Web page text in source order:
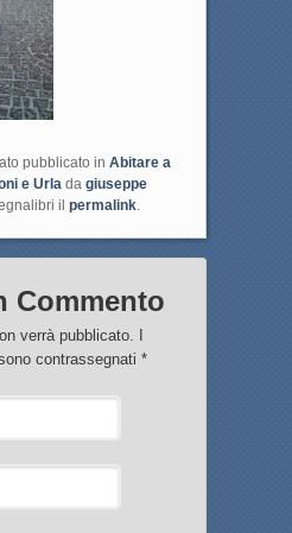
pubblicato in Abitare a
e Urla da giuseppe
il permalink.
Commento
verrà pubblicato. I
contrassegnati *